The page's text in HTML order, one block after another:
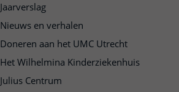
Jaarverslag
Nieuws en verhalen
Doneren aan het UMC Utrecht
Het Wilhelmina Kinderziekenhuis
Julius Centrum